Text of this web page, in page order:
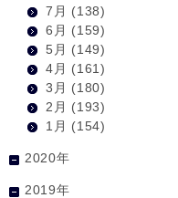
7月 (138)
6月 (159)
5月 (149)
4月 (161)
3月 (180)
2月 (193)
1月 (154)
2020年
2019年